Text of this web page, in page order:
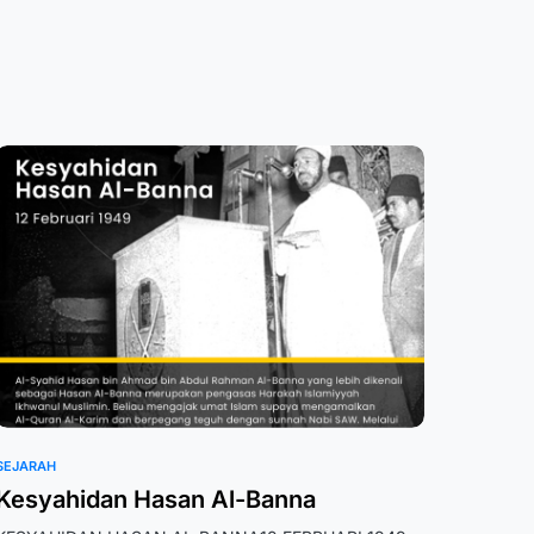
Hasan Al-Banna